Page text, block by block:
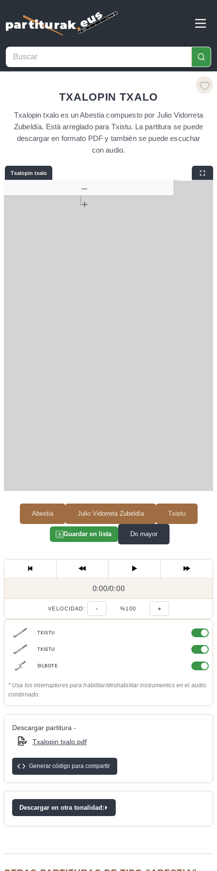
TXALOPIN TXALO
Abestia Julio Vidorreta Zubeldía Txistu
Guardar en lista Do mayor
Txalopin txalo es un Abestia compuesto por Julio Vidorreta
Zubeldía. Está arreglado para Txistu. La partitura se puede
descargar en formato PDF y también se puede escuchar
con audio.
0:00/
0:00/0:00
VELOCIDAD: - %100 +
TXISTU
TXISTU
SILBOTE
* Usa los interruptores para habilitar/deshabilitar instrumentos en el audio
combinado.
Descargar partitura -
Txalopin txalo.pdf
Generar código para compartir
Descargar en otra tonalidad:
Txalopin txalo